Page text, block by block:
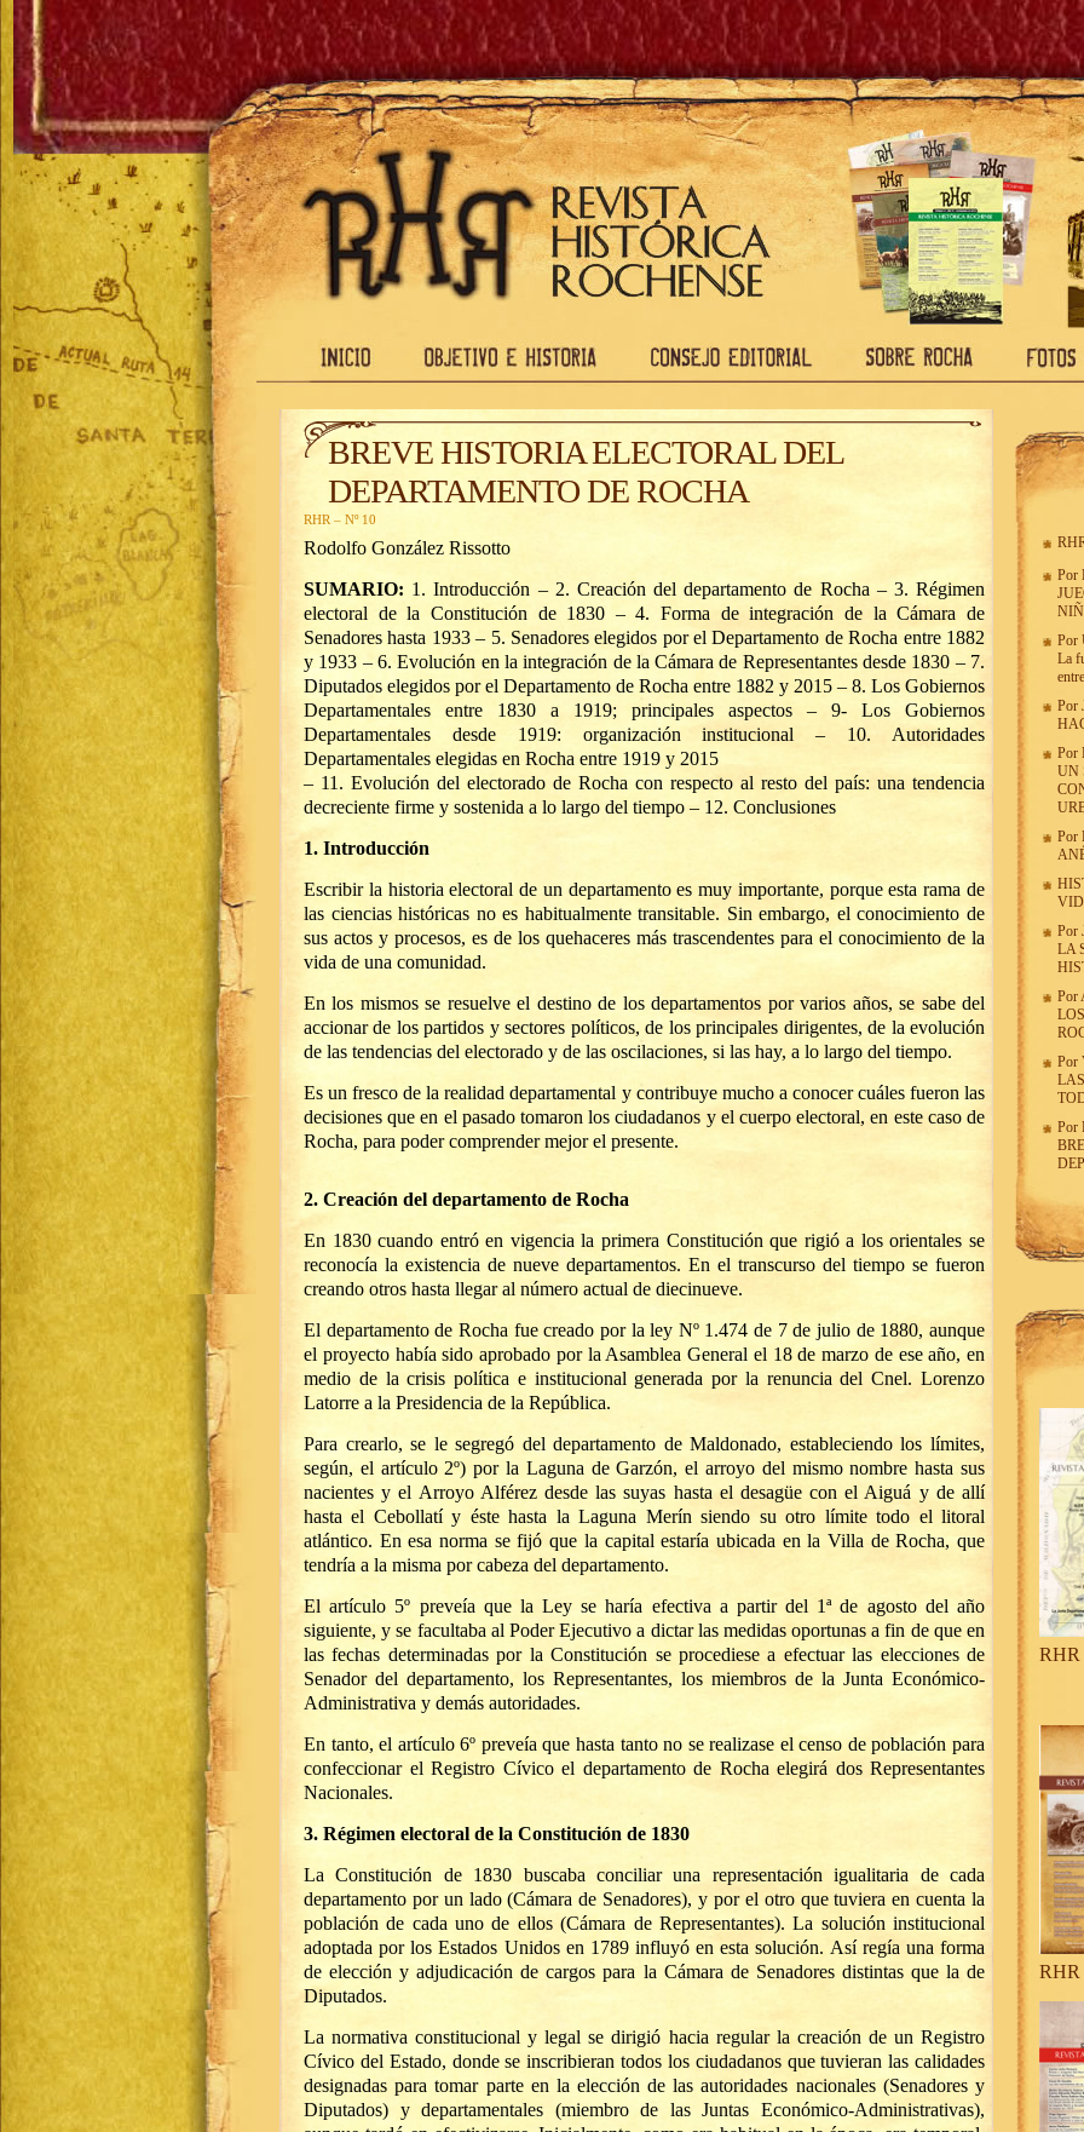
BREVE HISTORIA ELECTORAL DEL
DEPARTAMENTO DE ROCHA
RHR – Nº 10
Rodolfo González Rissotto
SUMARIO: 1. Introducción – 2. Creación del departamento de Rocha – 3. Régimen
electoral de la Constitución de 1830 – 4. Forma de integración de la Cámara de
Senadores hasta 1933 – 5. Senadores elegidos por el Departamento de Rocha entre 1882
y 1933 – 6. Evolución en la integración de la Cámara de Representantes desde 1830 – 7.
Diputados elegidos por el Departamento de Rocha entre 1882 y 2015 – 8. Los Gobiernos
Departamentales entre 1830 a 1919; principales aspectos – 9- Los Gobiernos
Departamentales desde 1919: organización institucional – 10. Autoridades
Departamentales elegidas en Rocha entre 1919 y 2015
– 11. Evolución del electorado de Rocha con respecto al resto del país: una tendencia
decreciente firme y sostenida a lo largo del tiempo – 12. Conclusiones
1. Introducción
Escribir la historia electoral de un departamento es muy importante, porque esta rama de
las ciencias históricas no es habitualmente transitable. Sin embargo, el conocimiento de
sus actos y procesos, es de los quehaceres más trascendentes para el conocimiento de la
vida de una comunidad.
En los mismos se resuelve el destino de los departamentos por varios años, se sabe del
accionar de los partidos y sectores políticos, de los principales dirigentes, de la evolución
de las tendencias del electorado y de las oscilaciones, si las hay, a lo largo del tiempo.
Es un fresco de la realidad departamental y contribuye mucho a conocer cuáles fueron las
decisiones que en el pasado tomaron los ciudadanos y el cuerpo electoral, en este caso de
Rocha, para poder comprender mejor el presente.
2. Creación del departamento de Rocha
En 1830 cuando entró en vigencia la primera Constitución que rigió a los orientales se
reconocía la existencia de nueve departamentos. En el transcurso del tiempo se fueron
creando otros hasta llegar al número actual de diecinueve.
El departamento de Rocha fue creado por la ley Nº 1.474 de 7 de julio de 1880, aunque
el proyecto había sido aprobado por la Asamblea General el 18 de marzo de ese año, en
medio de la crisis política e institucional generada por la renuncia del Cnel. Lorenzo
Latorre a la Presidencia de la República.
Para crearlo, se le segregó del departamento de Maldonado, estableciendo los límites,
según, el artículo 2º) por la Laguna de Garzón, el arroyo del mismo nombre hasta sus
nacientes y el Arroyo Alférez desde las suyas hasta el desagüe con el Aiguá y de allí
hasta el Cebollatí y éste hasta la Laguna Merín siendo su otro límite todo el litoral
atlántico. En esa norma se fijó que la capital estaría ubicada en la Villa de Rocha, que
tendría a la misma por cabeza del departamento.
El artículo 5º preveía que la Ley se haría efectiva a partir del 1ª de agosto del año
siguiente, y se facultaba al Poder Ejecutivo a dictar las medidas oportunas a fin de que en
las fechas determinadas por la Constitución se procediese a efectuar las elecciones de
Senador del departamento, los Representantes, los miembros de la Junta Económico-
Administrativa y demás autoridades.
En tanto, el artículo 6º preveía que hasta tanto no se realizase el censo de población para
confeccionar el Registro Cívico el departamento de Rocha elegirá dos Representantes
Nacionales.
3. Régimen electoral de la Constitución de 1830
La Constitución de 1830 buscaba conciliar una representación igualitaria de cada
departamento por un lado (Cámara de Senadores), y por el otro que tuviera en cuenta la
población de cada uno de ellos (Cámara de Representantes). La solución institucional
adoptada por los Estados Unidos en 1789 influyó en esta solución. Así regía una forma
de elección y adjudicación de cargos para la Cámara de Senadores distintas que la de
Diputados.
La normativa constitucional y legal se dirigió hacia regular la creación de un Registro
Cívico del Estado, donde se inscribieran todos los ciudadanos que tuvieran las calidades
designadas para tomar parte en la elección de las autoridades nacionales (Senadores y
Diputados) y departamentales (miembro de las Juntas Económico-Administrativas),
Por
Por
La
Por
Por
UN
Por
Por
LA
Por
Por
Por
RHR
RHR